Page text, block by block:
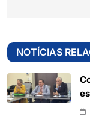
NOTÍCIAS